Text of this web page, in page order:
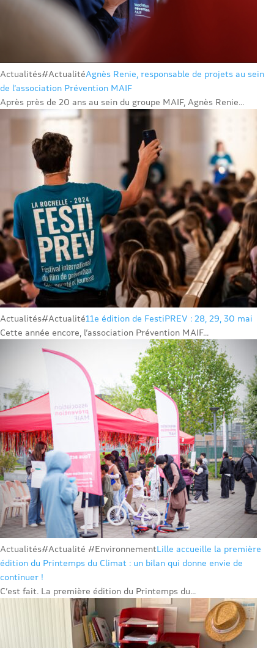
Actualités#ActualitéAgnès Renie, responsable de projets au sein
de l’association Prévention MAIF
Après près de 20 ans au sein du groupe MAIF, Agnès Renie...
Actualités#Actualité11e édition de FestiPREV : 28, 29, 30 mai
Cette année encore, l’association Prévention MAIF...
Actualités#Actualité #EnvironnementLille accueille la première
édition du Printemps du Climat : un bilan qui donne envie de
continuer !
C’est fait. La première édition du Printemps du...